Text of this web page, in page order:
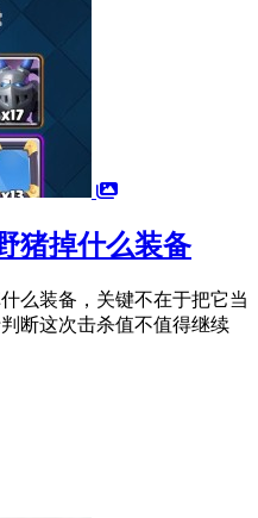
猪掉什么装备
么装备，关键不在于把它当
断这次击杀值不值得继续